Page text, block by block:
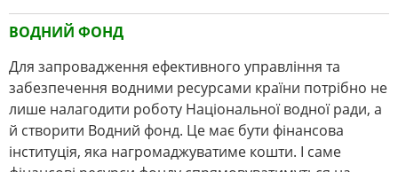
ВОДНИЙ ФОНД
Для запровадження ефективного управління та
забезпечення водними ресурсами країни потрібно не
лише налагодити роботу Національної водної ради, а
й створити Водний фонд. Це має бути фінансова
інституція, яка нагромаджуватиме кошти. І саме